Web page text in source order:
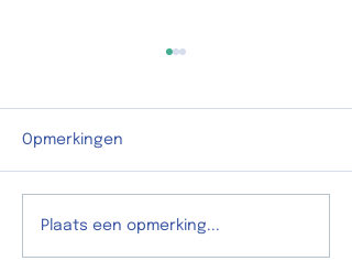
We hebben veel te
Opmerkingen
Plaats een opmerking...